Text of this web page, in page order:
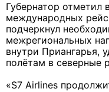
Губернатор отметил
международных
подчеркнул
межрегиональных
внутри Приангарья,
полётам в северные
«S7 Airlines